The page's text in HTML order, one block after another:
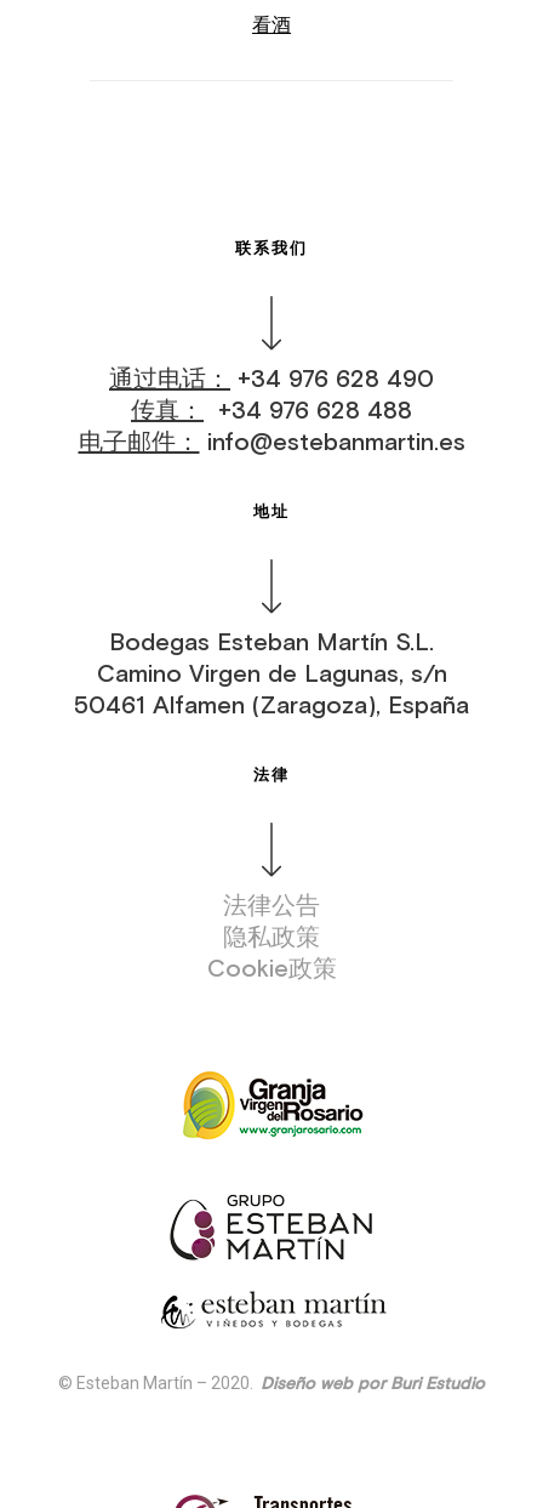
看酒
联系我们
通过电话：
+34 976 628 490
传真：
+34 976 628 488
电子邮件：
info@estebanmartin.es
地址
Bodegas Esteban Martín S.L.
Camino Virgen de Lagunas, s/n
50461 Alfamen (Zaragoza), España
法律
法律公告
隐私政策
Cookie政策
© Esteban Martín – 2020. Diseño web por Buri Estudio